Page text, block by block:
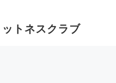
トネスクラブ